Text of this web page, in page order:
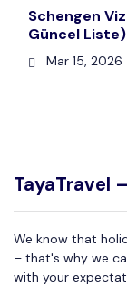
Schengen
Güncel Liste)
Mar 15, 2026
TayaTravel
We know that
– that's why we
with your